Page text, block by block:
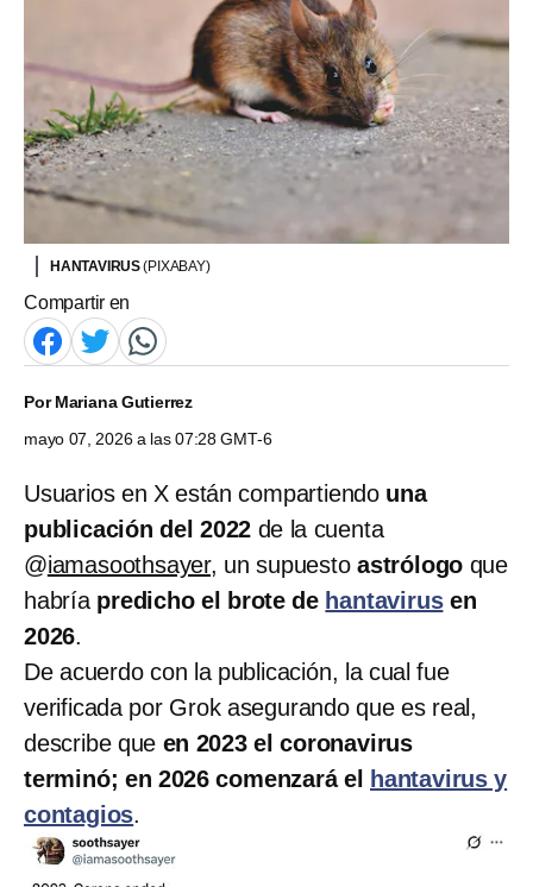
HANTAVIRUS(PIXABAY)
Compartir en
PorMariana Gutierrez
mayo 07, 2026 a las 07:28 GMT-6
Usuarios en X están compartiendo una
publicación del 2022 de la cuenta
@iamasoothsayer, un supuestoastrólogo que
habría predicho el brote de hantavirusen
2026.
De acuerdo con la publicación, la cual fue
verificada por Grok asegurando que es real,
describe que en 2023 el coronavirus
terminó; en 2026 comenzará el
hantavirus y
contagios.